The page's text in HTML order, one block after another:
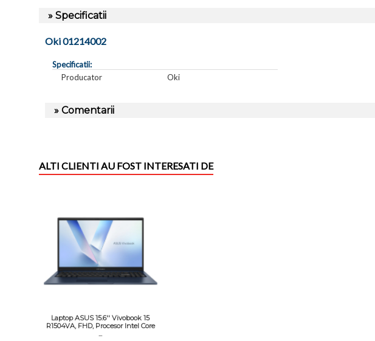
» Specificatii
Oki 01214002
Specificatii:
Producator
Oki
» Comentarii
ALTI CLIENTI AU FOST INTERESATI DE
Laptop ASUS 15.6'' Vivobook 15
R1504VA, FHD, Procesor Intel Core